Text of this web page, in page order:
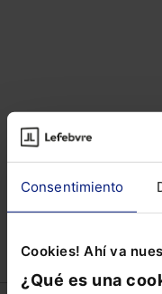
Consentimiento
Cookies! Ahí va
¿Qué es una
Artículos del autor
ARTÍCULOS
OTROS